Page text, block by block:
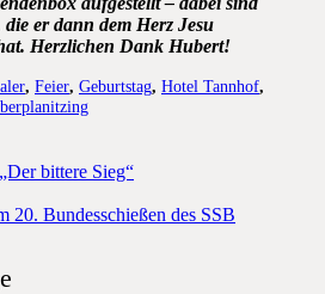
er dann dem Herz Jesu
Herzlichen Dank Hubert!
, Feier, Geburtstag, Hotel Tannhof,
bittere Sieg“
20. Bundesschießen des SSB